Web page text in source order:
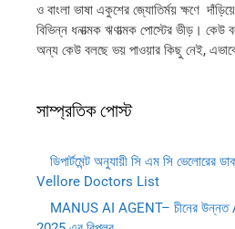
ও বাংলা ভাষা একুশের জ্যোতির্ময় ক্ষণে
বিভিন্ন ধনাত্মক ঋণাত্মক পোস্টের ভীড়। কেউ
অন্য কেউ বলছে ভয় পাওয়ার কিছু নেই,
সাম্প্রতিক পোস্ট
ডিপার্টমেন্ট অনুযায়ী সি এম সি ভেলোরের
Vellore Doctors List
MANUS AI AGENT– চীনের উন্নত